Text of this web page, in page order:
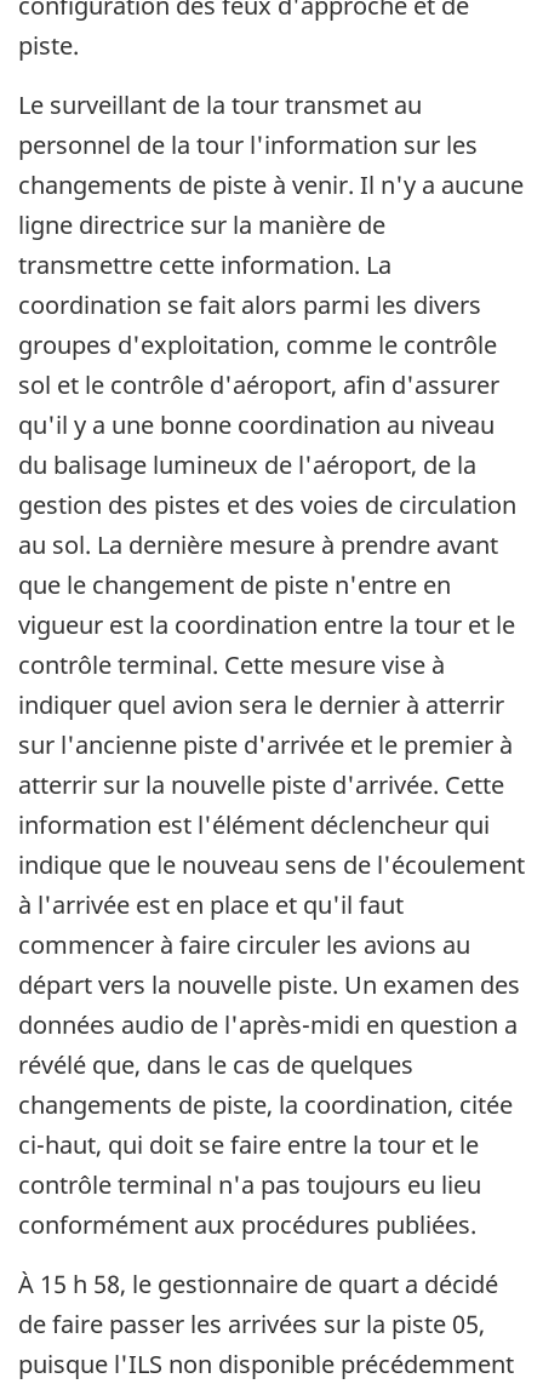
piste.
Le surveillant de la tour transmet au
personnel de la tour l'information sur les
changements de piste à venir. Il n'y a aucune
ligne directrice sur la manière de
transmettre cette information. La
coordination se fait alors parmi les divers
groupes d'exploitation, comme le contrôle
sol et le contrôle d'aéroport, afin d'assurer
qu'il y a une bonne coordination au niveau
du balisage lumineux de l'aéroport, de la
gestion des pistes et des voies de circulation
au sol. La dernière mesure à prendre avant
que le changement de piste n'entre en
vigueur est la coordination entre la tour et le
contrôle terminal. Cette mesure vise à
indiquer quel avion sera le dernier à atterrir
sur l'ancienne piste d'arrivée et le premier à
atterrir sur la nouvelle piste d'arrivée. Cette
information est l'élément déclencheur qui
indique que le nouveau sens de l'écoulement
à l'arrivée est en place et qu'il faut
commencer à faire circuler les avions au
départ vers la nouvelle piste. Un examen des
données audio de l'après-midi en question a
révélé que, dans le cas de quelques
changements de piste, la coordination, citée
ci-haut, qui doit se faire entre la tour et le
contrôle terminal n'a pas toujours eu lieu
conformément aux procédures publiées.
À 15 h 58, le gestionnaire de quart a décidé
de faire passer les arrivées sur la piste 05,
puisque l'ILS non disponible précédemment